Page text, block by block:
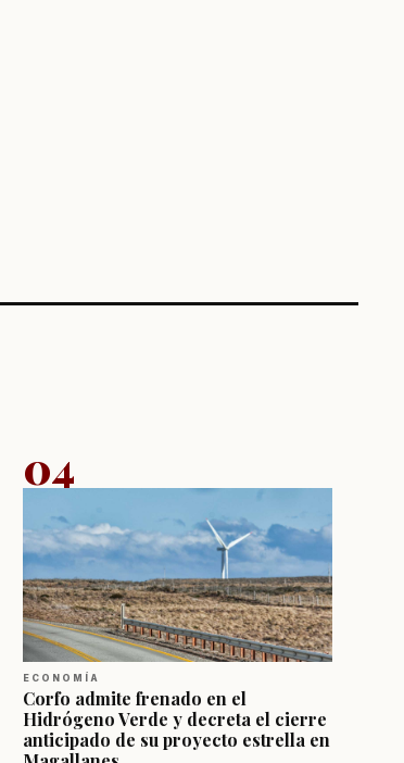
04
ECONOMÍA
Corfo admite frenado en el
Hidrógeno Verde y decreta el cierre
anticipado de su proyecto estrella en